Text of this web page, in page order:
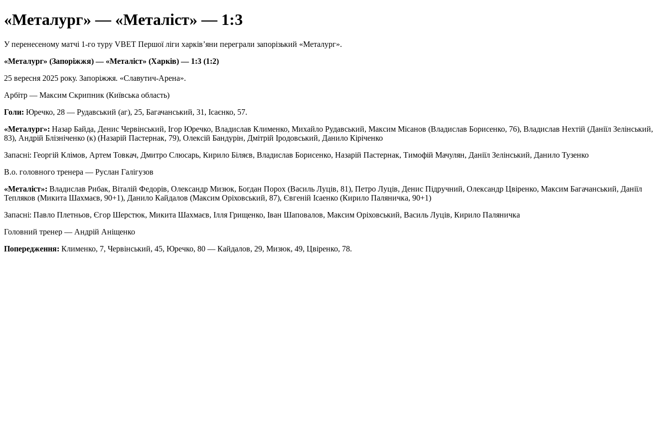
«Металург» — «Металіст» — 1:3
У перенесеному матчі 1-го туру VBET Першої ліги харківʼяни переграли запорізький «Металург».
«Металург» (Запоріжжя) — «Металіст» (Харків) — 1:3 (1:2)
25 вересня 2025 року. Запоріжжя. «Славутич-Арена».
Арбітр — Максим Скрипник (Київська область)
Голи: Юречко, 28 — Рудавський (аг), 25, Багачанський, 31, Ісаєнко, 57.
«Металург»: Назар Байда, Денис Червінський, Ігор Юречко, Владислав Клименко, Михайло Рудавський, Максим Місанов (Владислав Борисенко, 76), Владислав Нехтій (Даніїл Зелінський,
83), Андрій Блізніченко (к) (Назарій Пастернак, 79), Олексій Бандурін, Дмітрій Іродовський, Данило Кіріченко
Запасні: Георгій Клімов, Артем Товкач, Дмитро Слюсарь, Кирило Біляєв, Владислав Борисенко, Назарій Пастернак, Тимофій Мачулян, Даніїл Зелінський, Данило Тузенко
В.о. головного тренера — Руслан Галігузов
«Металіст»: Владислав Рибак, Віталій Федорів, Олександр Мизюк, Богдан Порох (Василь Луців, 81), Петро Луців, Денис Підручний, Олександр Цвіренко, Максим Багачанський, Даніїл
Тепляков (Микита Шахмаєв, 90+1), Данило Кайдалов (Максим Оріховський, 87), Євгеній Ісаенко (Кирило Паляничка, 90+1)
Запасні: Павло Плетньов, Єгор Шерстюк, Микита Шахмаєв, Ілля Грищенко, Іван Шаповалов, Максим Оріховський, Василь Луців, Кирило Паляничка
Головний тренер — Андрій Аніщенко
Попередження: Клименко, 7, Червінський, 45, Юречко, 80 — Кайдалов, 29, Мизюк, 49, Цвіренко, 78.